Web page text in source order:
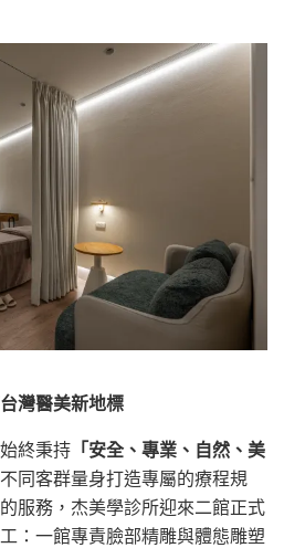
灣醫美新地標
終秉持 「安全、專業、自然、美
同客群量身打造專屬的療程規
服務，杰美學診所迎來二館正式
：一館專責臉部精雕與體態雕塑